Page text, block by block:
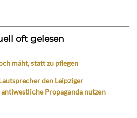
oft gelesen
mäht, statt zu pflegen
den Leipziger
Propaganda nutzen